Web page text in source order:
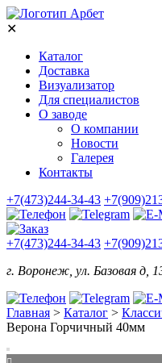
✕
Каталог
Доставка
Визуализатор
Для специалистов
О заводе
О компании
Новости
Галерея
Контакты
+7(473)244-34-43
+7(473)244-34-43
г. Воронеж, ул. Базовая д,
Главная > Каталог >
Верона Горчичный 40мм